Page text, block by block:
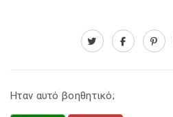
Ηταν αυτό βοηθητικό;